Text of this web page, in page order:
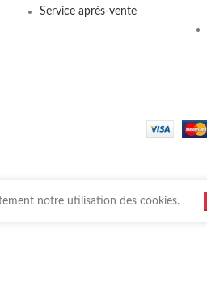
Service après-vente
notre utilisation des cookies.